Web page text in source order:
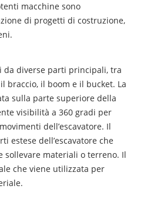
macchine sono
di progetti di costruzione,
da diverse parti principali, tra
braccio, il boom e il bucket. La
sulla parte superiore della
visibilità a 360 gradi per
dell’escavatore. Il
estese dell’escavatore che
sollevare materiali o terreno. Il
che viene utilizzata per